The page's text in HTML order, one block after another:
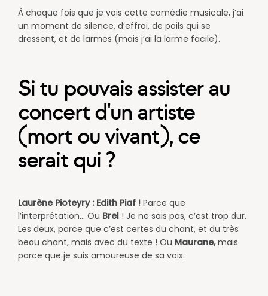
À chaque fois que je vois cette comédie musicale, j’ai
un moment de silence, d’effroi, de poils qui se
dressent, et de larmes (mais j’ai la larme facile).
Si tu pouvais assister au
concert d'un artiste
(mort ou vivant), ce
serait qui ?
Laurène Pioteyry : Edith Piaf ! Parce que
l’interprétation… Ou Brel ! Je ne sais pas, c’est trop dur.
Les deux, parce que c’est certes du chant, et du très
beau chant, mais avec du texte ! Ou Maurane,mais
parce que je suis amoureuse de sa voix.